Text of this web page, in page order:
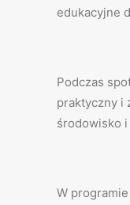
edukacyjne
Podczas
praktyczny i
środowisko
W